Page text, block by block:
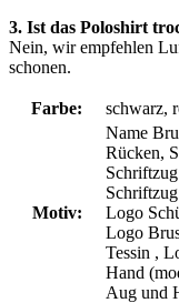
3. Ist das Poloshirt
Nein, wir empfehlen
schonen.
Farbe: schwarz,
Motiv:
Name
Rücken,
Logo
Logo
Tessin ,
Hand
Aug und